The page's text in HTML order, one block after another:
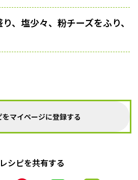
、塩少々、粉チーズをふり、
をマイページに登録する
シピを共有する